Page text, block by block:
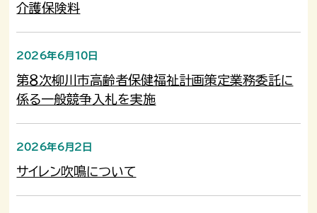
介護保険料
2026年6月10日
第８次柳川市高齢者保健福祉計画策定業務委託に
係る一般競争入札を実施
2026年6月2日
サイレン吹鳴について